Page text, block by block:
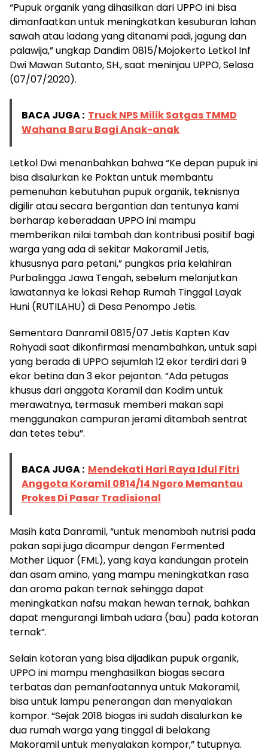
“Pupuk organik yang dihasilkan dari UPPO ini bisa
dimanfaatkan untuk meningkatkan kesuburan lahan
sawah atau ladang yang ditanami padi, jagung dan
palawija,” ungkap Dandim 0815/Mojokerto Letkol Inf
Dwi Mawan Sutanto, SH., saat meninjau UPPO, Selasa
(07/07/2020).
BACA JUGA : Truck NPS Milik Satgas TMMD
Wahana Baru Bagi Anak-anak
Letkol Dwi menanbahkan bahwa “Ke depan pupuk ini
bisa disalurkan ke Poktan untuk membantu
pemenuhan kebutuhan pupuk organik, teknisnya
digilir atau secara bergantian dan tentunya kami
berharap keberadaan UPPO ini mampu
memberikan nilai tambah dan kontribusi positif bagi
warga yang ada di sekitar Makoramil Jetis,
khususnya para petani,” pungkas pria kelahiran
Purbalingga Jawa Tengah, sebelum melanjutkan
lawatannya ke lokasi Rehap Rumah Tinggal Layak
Huni (RUTILAHU) di Desa Penompo Jetis.
Sementara Danramil 0815/07 Jetis Kapten Kav
Rohyadi saat dikonfirmasi menambahkan, untuk sapi
yang berada di UPPO sejumlah 12 ekor terdiri dari 9
ekor betina dan 3 ekor pejantan. “Ada petugas
khusus dari anggota Koramil dan Kodim untuk
merawatnya, termasuk memberi makan sapi
menggunakan campuran jerami ditambah sentrat
dan tetes tebu”.
BACA JUGA : Mendekati Hari Raya Idul Fitri
Anggota Koramil 0814/14 Ngoro Memantau
Prokes Di Pasar Tradisional
Masih kata Danramil, “untuk menambah nutrisi pada
pakan sapi juga dicampur dengan Fermented
Mother Liquor (FML), yang kaya kandungan protein
dan asam amino, yang mampu meningkatkan rasa
dan aroma pakan ternak sehingga dapat
meningkatkan nafsu makan hewan ternak, bahkan
dapat mengurangi limbah udara (bau) pada kotoran
ternak”.
Selain kotoran yang bisa dijadikan pupuk organik,
UPPO ini mampu menghasilkan biogas secara
terbatas dan pemanfaatannya untuk Makoramil,
bisa untuk lampu penerangan dan menyalakan
kompor. “Sejak 2018 biogas ini sudah disalurkan ke
dua rumah warga yang tinggal di belakang
Makoramil untuk menyalakan kompor,” tutupnya.